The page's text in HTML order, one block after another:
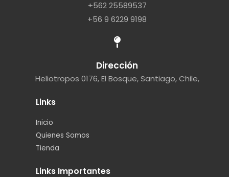
+562 25589537
+56 9 6229 9198
Dirección
Heliotropos 0176, El Bosque, Santiago, Chile,
Links
Inicio
Quienes Somos
Tienda
Links Importantes